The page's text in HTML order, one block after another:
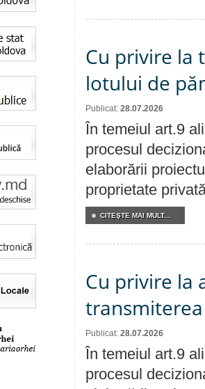
Cu privire la
lotului de
Publicat: 28.07.2026
În temeiul art.9
procesul
elaborării
proprietate
CITEŞTE MAI MULT...
Cu privire la
Publicat: 28.07.2026
În temeiul art.9
procesul